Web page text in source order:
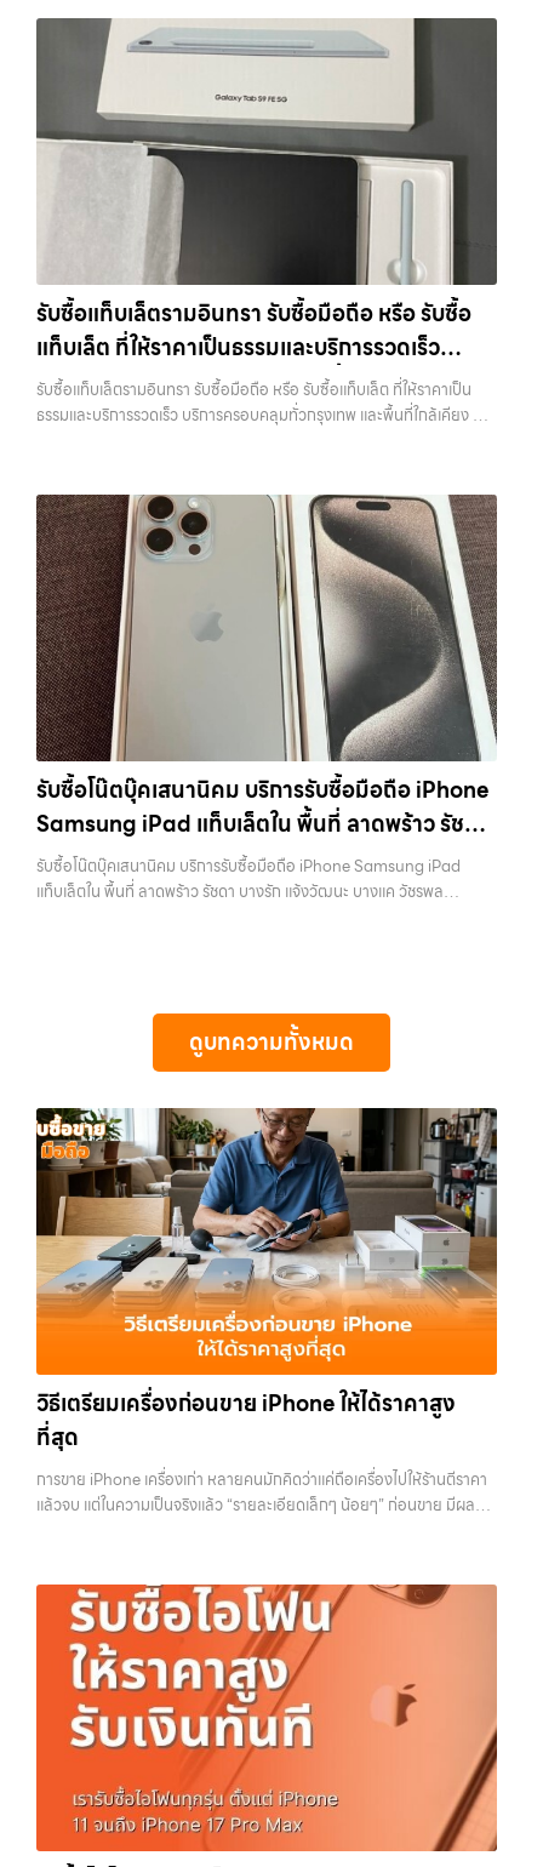
เกษตรนวมินทร์, เสนานิคม, วังหินไม่ว่าคุณจะต้องการ รับซื้อโทรศัพท์, รับ
ซื้อแมคบุค, รับซื้อโน๊ตบุ๊ค, รับซื้อแท็บเล็ต, หรือบริการอื่นๆ เกี่ยวกับสินค้า
ไอที กรุงเทพฯ – เราพร้อมให้บริการครบวงจร บริการของเรา เราให้บริการ
แบบครบวงจรสำหรับลูกค้าที่ต้องการขายอุปกรณ์ไอที ไม่ว่าจะเป็น:…
แค่เครื่องใช้ไฟฟ้า แต่เป็นทรัพย์สินที่มีมูลค่า คุณอาจต้องการเปลี่ยนรุ่น หรือ
ต้องการเงินด่วน เราจึงมอบบริการประเมินสภาพเครื่อง ฟรี ปราบปราม
ความยุ่งยากทั้งหลาย โดยเน้น โปร่งใส มั่นใจได้ และจ่ายเงินทันทีเมื่อตกลง
ซื้อขายสำเร็จ บริการของเราครอบคลุมทั้ง iPhone สายใหม่-เก่า,
Samsung ทุกรุ่น, iPad และแท็บเล็ตทุกแบรนด์ เรารับถึงแม้จะอยู่ในสภาพ
ใช้งานแล้ว ตกแต่งแล้ว หรือมีรอยบ้าง เพราะมูลค่าของเครื่องไม่ได้ขึ้นอยู่แค่
ยี่ห้อ แต่ขึ้นอยู่กับสภาพจริง ความครบชุด และความสะดวกในการขายของ
คุณ เราจึงตั้งใจให้บริการในเขต ลาดพร้าว, รัชดา, บางรัก, แจ้งวัฒนะ,
บางแค, วัชรพล, รามอินทรา, บางนา, บางพลี, เกษตรนวมินทร์, เสนานิคม,
วังหิน อย่างเต็มที่ ไม่ว่าคุณจะค้นหาคำว่า “รับซื้อมือถือใกล้ฉัน”, “รับซื้อ
โทรศัพท์มือสองกรุงเทพ”, “ขาย iPad ได้ราคา”, “รับซื้อแท็บเล็ต กรุงเทพ
ถึงที่”, หรือ “รับซื้อ Samsung มือสอง ราคาสูง” — ที่นี่คือคำตอบ เพราะ
บริการของเรามุ่งตรงให้คุณได้รับราคาและความสะดวกสบายที่เหนือกว่า
เลือกเราแล้วคุณจะได้บริการที่คุณไว้วางใจ พร้อมทีมงานที่พร้อมอำนวย
ความสะดวก นัดรับถึงที่ ตรวจสภาพอย่างมืออาชีพ และจ่ายเงินทันที
ทั้งหมดนี้เพื่อให้การขายอุปกรณ์ของคุณเป็นเรื่องง่ายขึ้น ดีกว่า รวดเร็วกว่า
และคุ้มค่ากว่า ทำไมต้องเลือกเรา ผู้เชี่ยวชาญด้านการให้บริการ รับซื้อมือถือ
วัชรพล, รามอินทรา, รวมถึง บางนา, บางพลี, เกษตรนวมินทร์, เสนานิคม,
วังหินไม่ว่าคุณจะต้องการ รับซื้อโทรศัพท์, รับซื้อแมคบุค, รับซื้อโน๊ตบุ๊ค, รับ
ซื้อแท็บเล็ต, หรือบริการอื่นๆ เกี่ยวกับสินค้าไอที…
ดา บางรัก แจ้งวัฒนะ บางแค วัชรพล รามอินทรา รับซื้อแท็บเล็ตบางรัก —
บริการรับซื้อมือถือ iPhone Samsung iPad แท็บเล็ตใน พื้นที่ ลาดพร้าว
รัชดา บางรัก แจ้งวัฒนะ บางแค วัชรพล รามอินทรา พร้อมจ่ายเงินทันที รับ
ซื้อแท็บเล็ตบางรัก บริการรับซื้อมือถือ iPhone Samsung iPad แท็บเล็ต
ใน พื้นที่ ลาดพร้าว รัชดา บางรัก แจ้งวัฒนะ บางแค วัชรพล รามอินทรา
พร้อมจ่ายเงินทันที… รับซื้อแท็บเล็ตบางรัก ขายอุปกรณ์ไอทีแล้วอยากได้
เงินด่วน? ติดต่อเราเลย! การันตีราคาดี รับเงินทันใจ ประสบการณ์เหนือ
ระดับกับการ รับซื้อไอโฟน, รับซื้อไอแพด, รับซื้อมือถือ ยินดีต้อนรับสู่ “รับซื้อ
ขายมือถือ.com” เว็บไซต์ที่คุณไว้วางใจได้ สำหรับบริการ รับซื้อ มือถือ
iPhone, Samsung, iPad, แท็บเล็ต ทุกยี่ห้อ ให้ราคาสูง พร้อมจ่ายเงิน
ทันที ครอบคลุมพื้นที่ ลาดพร้าว, รัชดา, บางรัก, แจ้งวัฒนะ, บางแค, วัชรพล,
รามอินทรา และเขตกรุงเทพฯ ใกล้ “ใกล้ ฉัน” ที่สุด ในยุคที่สมาร์ทโฟน
แท็บเล็ต และอุปกรณ์ไอทีใหม่ๆ เปลี่ยนรุ่นกันแทบทุกช่วงเวลา อุปกรณ์ที่คุณ
ใช้แล้วอาจกลายเป็นของที่ไม่ได้ใช้งานอยู่เฉยๆ เว็บไซต์ของเราจึงเกิดขึ้นเพื่อ
เป็นทางเลือกให้คุณสามารถเปลี่ยนอุปกรณ์ที่ไม่ใช้แล้วให้กลายเป็นเงินสดได้
ทันที ด้วยบริการ รับซื้อไอโฟน, รับซื้อไอแพด, รับซื้อมือถือ, รับซื้อโทรศัพท์,
รับซื้อโน๊ตบุ๊ค, รับซื้อแท็บเล็ต, รับซื้อสินค้าไอทีกรุงเทพมหานคร อย่างครบ
ถือ.com” เราเข้าใจดีว่าอุปกรณ์แต่ละชิ้นไม่ใช่แค่เครื่องใช้ไฟฟ้า แต่เป็น
ทรัพย์สินที่มีมูลค่า คุณอาจต้องการเปลี่ยนรุ่น หรือต้องการเงินด่วน เราจึง
มอบบริการประเมินสภาพเครื่อง ฟรี ปราบปรามความยุ่งยากทั้งหลาย โดย
เน้น โปร่งใส มั่นใจได้ และจ่ายเงินทันทีเมื่อตกลงซื้อขายสำเร็จ บริการของเรา
ครอบคลุมทั้ง iPhone สายใหม่-เก่า, Samsung ทุกรุ่น, iPad และแท็บเล็ต
ทุกแบรนด์ เรารับถึงแม้จะอยู่ในสภาพใช้งานแล้ว ตกแต่งแล้ว หรือมีรอยบ้าง
เพราะมูลค่าของเครื่องไม่ได้ขึ้นอยู่แค่ยี่ห้อ แต่ขึ้นอยู่กับสภาพจริง ความครบ
ชุด และความสะดวกในการขายของคุณ เราจึงตั้งใจให้บริการในเขต
ลาดพร้าว, รัชดา, บางรัก, แจ้งวัฒนะ, บางแค, วัชรพล, รามอินทรา, บางนา,
บางพลี, เกษตรนวมินทร์, เสนานิคม, วังหิน อย่างเต็มที่ ไม่ว่าคุณจะค้นหาคำ
ว่า “รับซื้อมือถือใกล้ฉัน”, “รับซื้อโทรศัพท์มือสองกรุงเทพ”, “ขาย iPad ได้
ราคา”, “รับซื้อแท็บเล็ต กรุงเทพถึงที่”, หรือ “รับซื้อ Samsung มือสอง
ราคาสูง” — ที่นี่คือคำตอบ เพราะบริการของเรามุ่งตรงให้คุณได้รับราคาและ
ความสะดวกสบายที่เหนือกว่า เลือกเราแล้วคุณจะได้บริการที่คุณไว้วางใจ
พร้อมทีมงานที่พร้อมอำนวยความสะดวก นัดรับถึงที่ ตรวจสภาพอย่างมือ
อาชีพ และจ่ายเงินทันที ทั้งหมดนี้เพื่อให้การขายอุปกรณ์ของคุณเป็นเรื่อง
ง่ายขึ้น ดีกว่า รวดเร็วกว่า และคุ้มค่ากว่า ทำไมต้องเลือกเรา ผู้เชี่ยวชาญด้าน
รับซื้อแท็บเล็ตรามอินทรา รับซื้อมือถือ หรือ รับซื้อ
แท็บเล็ต ที่ให้ราคาเป็นธรรมและบริการรวดเร็ว
บริการครอบคลุมทั่วกรุงเทพ และพื้นที่ใกล้เคียง
รับซื้อแท็บเล็ตรามอินทรา รับซื้อมือถือ หรือ รับซื้อแท็บเล็ต ที่ให้ราคาเป็น
ธรรมและบริการรวดเร็ว บริการครอบคลุมทั่วกรุงเทพ และพื้นที่ใกล้เคียง —
วัชรพล รามอินทรา รับซื้อแท็บเล็ตรามอินทรา — รับซื้อมือถือ หรือ รับซื้อ
แท็บเล็ต ที่ให้ราคาเป็นธรรมและบริการรวดเร็ว บริการครอบคลุมทั่วกรุงเทพ
และพื้นที่ใกล้เคียง รับซื้อแท็บเล็ตรามอินทรา รับซื้อมือถือ หรือ รับซื้อ
แท็บเล็ต ที่ให้ราคาเป็นธรรมและบริการรวดเร็ว บริการครอบคลุมทั่วกรุงเทพ
และพื้นที่ใกล้เคียง รับซื้อ… รับซื้อแท็บเล็ตรามอินทรา รับซื้อ Samsung
และมือถือ Android ทุกยี่ห้อ ไม่ว่าจะรุ่นใหม่หรือรุ่นเก่า ประสบการณ์เหนือ
ระดับกับการ รับซื้อไอโฟน, รับซื้อไอแพด, รับซื้อมือถือ ยินดีต้อนรับสู่ “รับซื้อ
ขายมือถือ.com” เว็บไซต์ที่คุณไว้วางใจได้ สำหรับบริการ รับซื้อ มือถือ
iPhone, Samsung, iPad, แท็บเล็ต ทุกยี่ห้อ ให้ราคาสูง พร้อมจ่ายเงิน
ทันที ครอบคลุมพื้นที่ ลาดพร้าว, รัชดา, บางรัก, แจ้งวัฒนะ, บางแค, วัชรพล,
รามอินทรา และเขตกรุงเทพฯ ใกล้ “ใกล้ ฉัน” ที่สุด ในยุคที่สมาร์ทโฟน
แท็บเล็ต และอุปกรณ์ไอทีใหม่ๆ เปลี่ยนรุ่นกันแทบทุกช่วงเวลา อุปกรณ์ที่คุณ
ใช้แล้วอาจกลายเป็นของที่ไม่ได้ใช้งานอยู่เฉยๆ เว็บไซต์ของเราจึงเกิดขึ้นเพื่อ
เป็นทางเลือกให้คุณสามารถเปลี่ยนอุปกรณ์ที่ไม่ใช้แล้วให้กลายเป็นเงินสดได้
รับซื้อโน๊ตบุ๊ค, รับซื้อแท็บเล็ต, รับซื้อสินค้าไอทีกรุงเทพมหานคร อย่างครบ
วงจร ไม่ว่าคุณจะอยู่โซนเมืองหรือเขตชานเมือง เรามีทีมงานพร้อมให้บริการ
เน้น โปร่งใส มั่นใจได้ และจ่ายเงินทันทีเมื่อตกลงซื้อขายสำเร็จ บริการของเรา
ครอบคลุมทั้ง iPhone สายใหม่-เก่า, Samsung ทุกรุ่น, iPad และแท็บเล็ต
ทุกแบรนด์ เรารับถึงแม้จะอยู่ในสภาพใช้งานแล้ว ตกแต่งแล้ว หรือมีรอยบ้าง
เพราะมูลค่าของเครื่องไม่ได้ขึ้นอยู่แค่ยี่ห้อ แต่ขึ้นอยู่กับสภาพจริง ความครบ
ชุด และความสะดวกในการขายของคุณ เราจึงตั้งใจให้บริการในเขต
ลาดพร้าว, รัชดา, บางรัก, แจ้งวัฒนะ, บางแค, วัชรพล, รามอินทรา, บางนา,
บางพลี, เกษตรนวมินทร์, เสนานิคม, วังหิน อย่างเต็มที่ ไม่ว่าคุณจะค้นหาคำ
ว่า “รับซื้อมือถือใกล้ฉัน”, “รับซื้อโทรศัพท์มือสองกรุงเทพ”, “ขาย iPad ได้
ราคา”, “รับซื้อแท็บเล็ต กรุงเทพถึงที่”, หรือ “รับซื้อ Samsung มือสอง
ราคาสูง” — ที่นี่คือคำตอบ เพราะบริการของเรามุ่งตรงให้คุณได้รับราคาและ
ความสะดวกสบายที่เหนือกว่า เลือกเราแล้วคุณจะได้บริการที่คุณไว้วางใจ
พร้อมทีมงานที่พร้อมอำนวยความสะดวก นัดรับถึงที่ ตรวจสภาพอย่างมือ
อาชีพ และจ่ายเงินทันที ทั้งหมดนี้เพื่อให้การขายอุปกรณ์ของคุณเป็นเรื่อง
ง่ายขึ้น ดีกว่า รวดเร็วกว่า และคุ้มค่ากว่า ทำไมต้องเลือกเรา ผู้เชี่ยวชาญด้าน
การให้บริการ รับซื้อมือถือ iPhone, Samsung, ไอแพด แท็บเล็ตทุกยี่ห้อ ใน
ราคาสูง พร้อมจ่ายเงินทันที โดยเน้นบริการในพื้นที่ ลาดพร้าว, รัชดา,
บางรัก, แจ้งวัฒนะ, บางแค, วัชรพล, รามอินทรา, รวมถึง บางนา, บางพลี,
เกษตรนวมินทร์, เสนานิคม, วังหินไม่ว่าคุณจะต้องการ รับซื้อโทรศัพท์, รับ
ซื้อแมคบุค, รับซื้อโน๊ตบุ๊ค, รับซื้อแท็บเล็ต, หรือบริการอื่นๆ เกี่ยวกับสินค้า
ไอที กรุงเทพฯ – เราพร้อมให้บริการครบวงจร บริการของเรา เราให้บริการ
รับซื้อโน๊ตบุ๊คเสนานิคม บริการรับซื้อมือถือ iPhone
Samsung iPad แท็บเล็ตใน พื้นที่ ลาดพร้าว รัชดา
บางรัก แจ้งวัฒนะ บางแค วัชรพล รามอินทรา
พร้อมจ่ายเงินทันที
รับซื้อโน๊ตบุ๊คเสนานิคม บริการรับซื้อมือถือ iPhone Samsung iPad
แท็บเล็ตใน พื้นที่ ลาดพร้าว รัชดา บางรัก แจ้งวัฒนะ บางแค วัชรพล
รัชดา บางรัก แจ้งวัฒนะ บางแค วัชรพล รามอินทรา พร้อมจ่ายเงินทันที รับ
ซื้อโน๊ตบุ๊คเสนานิคม บริการรับซื้อมือถือ iPhone Samsung iPad แท็บเล็ต
ใน พื้นที่ ลาดพร้าว รัชดา บางรัก แจ้งวัฒนะ บางแค วัชรพล รามอินทรา…
เลย! การันตีราคาดี รับเงินทันใจ ประสบการณ์เหนือระดับกับการ รับซื้อไอ
โฟน, รับซื้อไอแพด, รับซื้อมือถือ ยินดีต้อนรับสู่ “รับซื้อขายมือถือ.com”
เว็บไซต์ที่คุณไว้วางใจได้ สำหรับบริการ รับซื้อ มือถือ iPhone, Samsung,
iPad, แท็บเล็ต ทุกยี่ห้อ ให้ราคาสูง พร้อมจ่ายเงินทันที ครอบคลุมพื้นที่
ลาดพร้าว, รัชดา, บางรัก, แจ้งวัฒนะ, บางแค, วัชรพล, รามอินทรา และเขต
กรุงเทพฯ ใกล้ “ใกล้ ฉัน” ที่สุด ในยุคที่สมาร์ทโฟน แท็บเล็ต และอุปกรณ์ไอที
ใหม่ๆ เปลี่ยนรุ่นกันแทบทุกช่วงเวลา อุปกรณ์ที่คุณใช้แล้วอาจกลายเป็นของ
ที่ไม่ได้ใช้งานอยู่เฉยๆ เว็บไซต์ของเราจึงเกิดขึ้นเพื่อเป็นทางเลือกให้คุณ
สามารถเปลี่ยนอุปกรณ์ที่ไม่ใช้แล้วให้กลายเป็นเงินสดได้ทันที ด้วยบริการ รับ
ซื้อไอโฟน, รับซื้อไอแพด, รับซื้อมือถือ, รับซื้อโทรศัพท์, รับซื้อโน๊ตบุ๊ค, รับซื้อ
แท็บเล็ต, รับซื้อสินค้าไอทีกรุงเทพมหานคร อย่างครบวงจร ไม่ว่าคุณจะอยู่
โซนเมืองหรือเขตชานเมือง เรามีทีมงานพร้อมให้บริการถึงที่ในพื้นที่ “ใกล้
ฉัน” เพื่อความสะดวกและรวดเร็วที่สุด ที่ “รับซื้อขายมือถือ.com” เราเข้าใจดี
ว่าอุปกรณ์แต่ละชิ้นไม่ใช่แค่เครื่องใช้ไฟฟ้า แต่เป็นทรัพย์สินที่มีมูลค่า คุณอาจ
ต้องการเปลี่ยนรุ่น หรือต้องการเงินด่วน เราจึงมอบบริการประเมินสภาพ
เครื่อง ฟรี ปราบปรามความยุ่งยากทั้งหลาย โดยเน้น โปร่งใส มั่นใจได้ และ
จะอยู่ในสภาพใช้งานแล้ว ตกแต่งแล้ว หรือมีรอยบ้าง เพราะมูลค่าของเครื่อง
ไม่ได้ขึ้นอยู่แค่ยี่ห้อ แต่ขึ้นอยู่กับสภาพจริง ความครบชุด และความสะดวกใน
การขายของคุณ เราจึงตั้งใจให้บริการในเขต ลาดพร้าว, รัชดา, บางรัก,
แจ้งวัฒนะ, บางแค, วัชรพล, รามอินทรา, บางนา, บางพลี, เกษตรนวมินทร์,
เสนานิคม, วังหิน อย่างเต็มที่ ไม่ว่าคุณจะค้นหาคำว่า “รับซื้อมือถือใกล้ฉัน”,
“รับซื้อโทรศัพท์มือสองกรุงเทพ”, “ขาย iPad ได้ราคา”, “รับซื้อแท็บเล็ต
กรุงเทพถึงที่”, หรือ “รับซื้อ Samsung มือสอง ราคาสูง” — ที่นี่คือคำตอบ
เพราะบริการของเรามุ่งตรงให้คุณได้รับราคาและความสะดวกสบายที่เหนือ
กว่า เลือกเราแล้วคุณจะได้บริการที่คุณไว้วางใจ พร้อมทีมงานที่พร้อม
อำนวยความสะดวก นัดรับถึงที่ ตรวจสภาพอย่างมืออาชีพ และจ่ายเงินทันที
ทั้งหมดนี้เพื่อให้การขายอุปกรณ์ของคุณเป็นเรื่องง่ายขึ้น ดีกว่า รวดเร็วกว่า
และคุ้มค่ากว่า ทำไมต้องเลือกเรา ผู้เชี่ยวชาญด้านการให้บริการ รับซื้อมือถือ
ดูบทความทั้งหมด
วิธีเตรียมเครื่องก่อนขาย iPhone ให้ได้ราคาสูง
ที่สุด
การขาย iPhone เครื่องเก่า หลายคนมักคิดว่าแค่ถือเครื่องไปให้ร้านตีราคา
แล้วจบ แต่ในความเป็นจริงแล้ว “รายละเอียดเล็กๆ น้อยๆ” ก่อนขาย มีผลต่อ
เครื่องก่อนขาย บทความนี้จะพาไปดูวิธีเตรียม iPhone แบบครบทุกขั้นตอน
ตั้งแต่เรื่องพื้นฐานไปจนถึงเทคนิคที่ช่วยเพิ่มมูลค่าเครื่องแบบที่หลายคนมอง
ข้าม หากทำครบทุกข้อ โอกาสที่จะได้ราคาดีขึ้นมีสูงอย่างชัดเจน ทำไมการเต
รียมเครื่องถึงสำคัญ ก่อนจะไปดูวิธี เราต้องเข้าใจก่อนว่าทำไมร้านรับซื้อถึง
ให้ความสำคัญกับรายละเอียดเหล่านี้ สำหรับร้านหรือผู้รับซื้อ iPhone สิ่งที่
เขามองคือ “ความพร้อมในการขายต่อ” หากเครื่องที่รับมาสามารถนำไปขาย
ต่อได้ทันทีโดยไม่ต้องเสียเวลาแก้ไข ไม่ต้องลบข้อมูล ไม่ต้องซ่อมเพิ่ม ความ
เสี่ยงก็จะต่ำลง และนั่นทำให้เขากล้ารับในราคาที่สูงขึ้น ในทางกลับกัน ถ้า
เครื่องยังมีข้อมูลค้างอยู่ ติด iCloud หรือสภาพดูไม่เรียบร้อย ร้านจะต้อง
เสียเวลาและต้นทุนเพิ่ม สิ่งเหล่านี้จะถูกนำไปหักออกจากราคาที่เสนอให้กับ
คุณโดยตรง 1. สำรองข้อมูลให้เรียบร้อยก่อนล้างเครื่อง ขั้นตอนแรกที่ควร
ทำเสมอคือการสำรองข้อมูล เพราะหลังจากล้างเครื่องแล้ว ข้อมูลทั้งหมดจะ